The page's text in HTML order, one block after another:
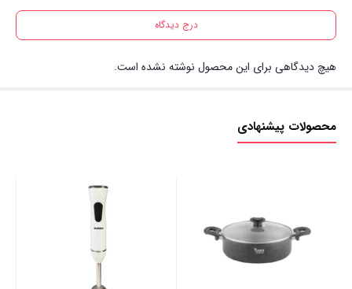
درج دیدگاه
هیچ دیدگاهی برای این محصول نوشته نشده است.
محصولات پیشنهادی